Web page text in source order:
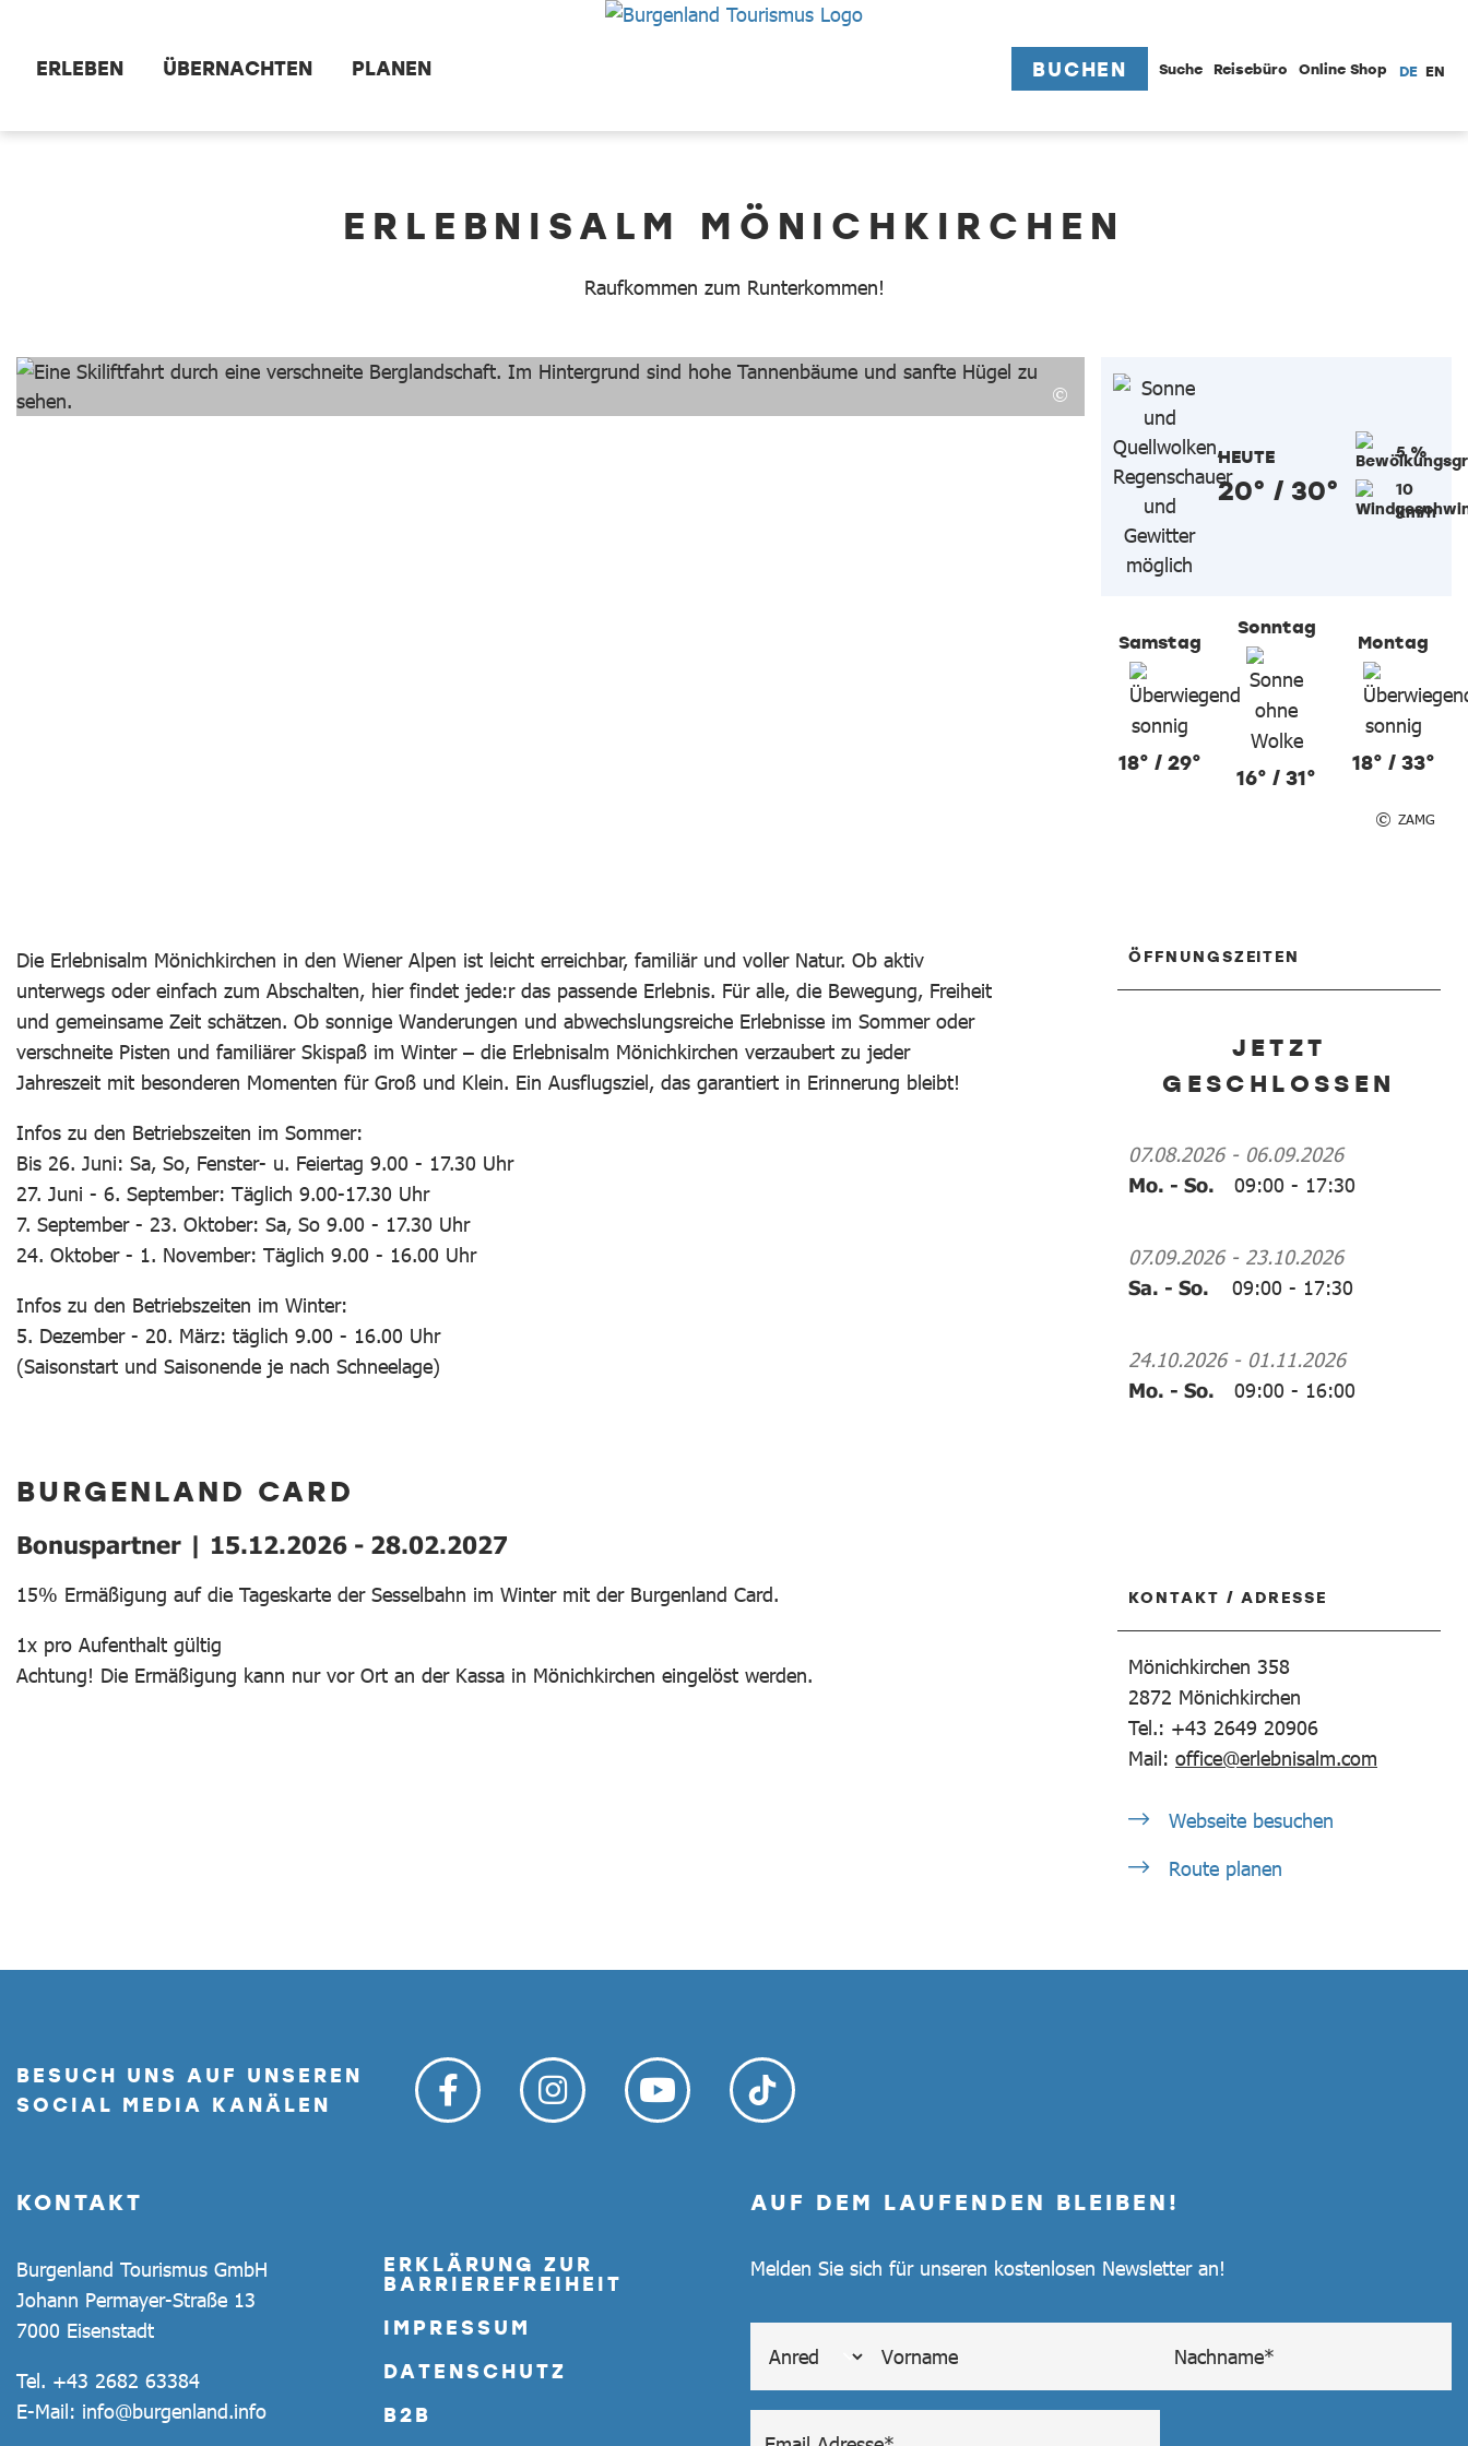
ERLEBEN ÜBERNACHTEN PLANEN BUCHEN Suche Reisebüro Online Shop DE EN
ERLEBNISALM MÖNICHKIRCHEN
Raufkommen zum Runterkommen!
HEUTE
20° / 30°
5 %
10
km/h
Samstag
18° / 29°
Sonntag
16° / 31°
Montag
18° / 33°
ZAMG
Die Erlebnisalm Mönichkirchen in den Wiener Alpen ist leicht erreichbar, familiär und voller Natur. Ob aktiv
unterwegs oder einfach zum Abschalten, hier findet jede:r das passende Erlebnis. Für alle, die Bewegung, Freiheit
und gemeinsame Zeit schätzen. Ob sonnige Wanderungen und abwechslungsreiche Erlebnisse im Sommer oder
verschneite Pisten und familiärer Skispaß im Winter – die Erlebnisalm Mönichkirchen verzaubert zu jeder
Jahreszeit mit besonderen Momenten für Groß und Klein. Ein Ausflugsziel, das garantiert in Erinnerung bleibt!
Infos zu den Betriebszeiten im Sommer:
Bis 26. Juni: Sa, So, Fenster- u. Feiertag 9.00 - 17.30 Uhr
27. Juni - 6. September: Täglich 9.00-17.30 Uhr
7. September - 23. Oktober: Sa, So 9.00 - 17.30 Uhr
24. Oktober - 1. November: Täglich 9.00 - 16.00 Uhr
Infos zu den Betriebszeiten im Winter:
5. Dezember - 20. März: täglich 9.00 - 16.00 Uhr
(Saisonstart und Saisonende je nach Schneelage)
BURGENLAND CARD
Bonuspartner | 15.12.2026 - 28.02.2027
15% Ermäßigung auf die Tageskarte der Sesselbahn im Winter mit der Burgenland Card.
1x pro Aufenthalt gültig
Achtung! Die Ermäßigung kann nur vor Ort an der Kassa in Mönichkirchen eingelöst werden.
ÖFFNUNGSZEITEN
JETZT
GESCHLOSSEN
07.08.2026- 06.09.2026
Mo. - So.
09:00 - 17:30
07.09.2026- 23.10.2026
Sa. - So.
09:00 - 17:30
24.10.2026- 01.11.2026
Mo. - So.
09:00 - 16:00
KONTAKT / ADRESSE
Mönichkirchen 358
2872 Mönichkirchen
Tel.: +43 2649 20906
Mail: office@erlebnisalm.com
Webseite besuchen
Route planen
BESUCH UNS AUF UNSEREN
SOCIAL MEDIA KANÄLEN
KONTAKT
Burgenland Tourismus GmbH
Johann Permayer-Straße 13
7000 Eisenstadt
Tel. +43 2682 63384
E-Mail: info@burgenland.info
ERKLÄRUNG ZUR
BARRIEREFREIHEIT
IMPRESSUM
DATENSCHUTZ
B2B
AUF DEM LAUFENDEN BLEIBEN!
Melden Sie sich für unseren kostenlosen Newsletter an!